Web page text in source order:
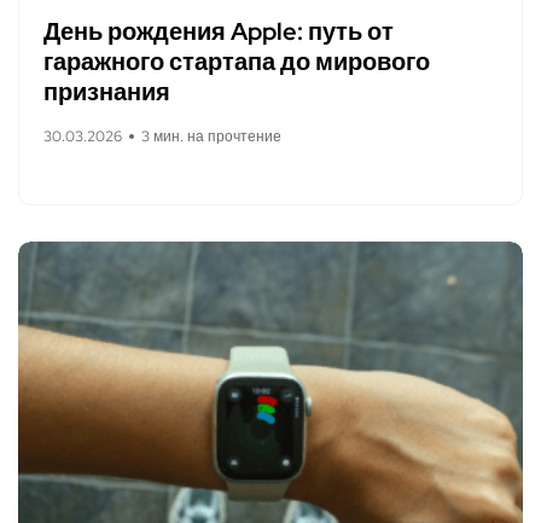
День рождения Apple: путь от
гаражного стартапа до мирового
признания
30.03.2026 3 мин. на прочтение